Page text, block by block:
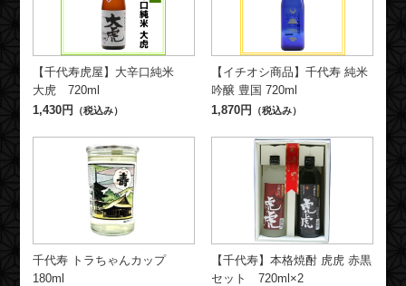
【千代寿虎屋】大辛口純米
大虎 720ml
1,430円 （税込み）
【イチオシ商品】千代寿 純米
吟醸 豊国 720ml
1,870円 （税込み）
千代寿 トラちゃんカップ
180ml
【千代寿】本格焼酎 虎虎 赤黒
セット 720ml×2